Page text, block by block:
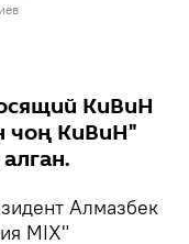
КиВиН
чоң КиВиН"
Алмазбек
MIX"